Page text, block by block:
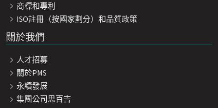
商標和專利
ISO註冊（按國家劃分）和品質政策
關於我們
人才招募
關於PMS
永續發展
集團公司思百吉